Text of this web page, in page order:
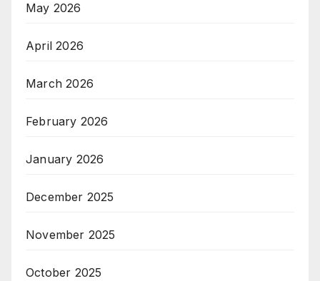
May 2026
April 2026
March 2026
February 2026
January 2026
December 2025
November 2025
October 2025